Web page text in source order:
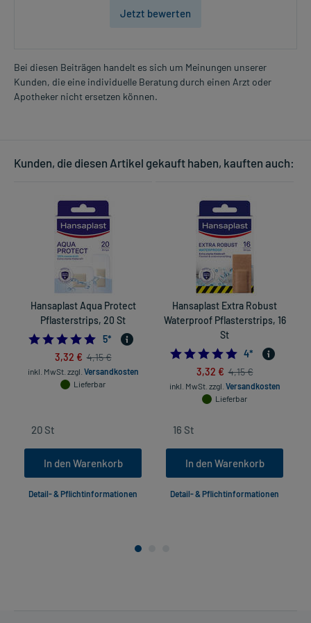
Jetzt bewerten
Bei diesen Beiträgen handelt es sich um Meinungen unserer
Kunden, die eine individuelle Beratung durch einen Arzt oder
Apotheker nicht ersetzen können.
Kunden, die diesen Artikel gekauft haben, kauften auch:
Hansaplast Aqua Protect
Pflasterstrips, 20 St
5.0
5*
3,32 € 4,15 €
inkl. MwSt. zzgl. Versandkosten
Lieferbar
In den Warenkorb
Detail- & Pflichtinformationen
Hansaplast Extra Robust
Waterproof Pflasterstrips, 16
St
5.0
4*
3,32 € 4,15 €
inkl. MwSt. zzgl. Versandkosten
Lieferbar
In den Warenkorb
Detail- & Pflichtinformationen